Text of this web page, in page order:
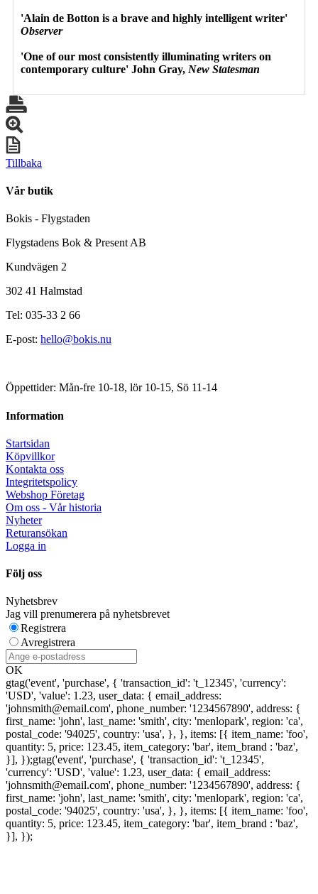
'Alain de Botton is a brave and highly intelligent writer'
Observer
'One of our most consistently illuminating writers on
contemporary culture' John Gray, New Statesman
Tillbaka
Vår butik
Bokis - Flygstaden
Flygstadens Bok & Present AB
Kundvägen 2
302 41 Halmstad
Tel: 035-33 2 66
E-post: hello@bokis.nu
Öppettider: Mån-fre 10-18, lör 10-15, Sö 11-14
Information
Startsidan
Köpvillkor
Kontakta oss
Integritetspolicy
Webshop Företag
Om oss - Vår historia
Nyheter
Returansökan
Logga in
Följ oss
Nyhetsbrev
Jag vill prenumerera på nyhetsbrevet
Registrera
Avregistrera
OK
gtag('event', 'purchase', { 'transaction_id': 't_12345', 'currency':
'USD', 'value': 1.23, user_data: { email_address:
'johnsmith@email.com', phone_number: '1234567890', address: {
first_name: 'john', last_name: 'smith', city: 'menlopark', region: 'ca',
postal_code: '94025', country: 'usa', }, }, items: [{ item_name: 'foo',
quantity: 5, price: 123.45, item_category: 'bar', item_brand : 'baz',
}], });gtag('event', 'purchase', { 'transaction_id': 't_12345',
'currency': 'USD', 'value': 1.23, user_data: { email_address:
'johnsmith@email.com', phone_number: '1234567890', address: {
first_name: 'john', last_name: 'smith', city: 'menlopark', region: 'ca',
postal_code: '94025', country: 'usa', }, }, items: [{ item_name: 'foo',
quantity: 5, price: 123.45, item_category: 'bar', item_brand : 'baz',
}], });